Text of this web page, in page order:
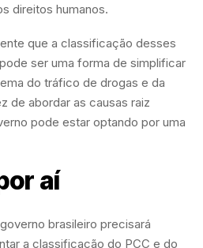
direitos humanos.
que a classificação desses
ser uma forma de simplificar
do tráfico de drogas e da
de abordar as causas raiz
pode estar optando por uma
aí
brasileiro precisará
a classificação do PCC e do